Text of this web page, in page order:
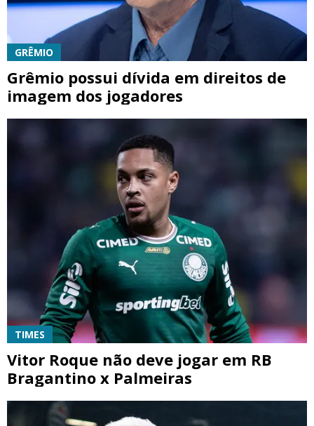
GRÊMIO
Grêmio possui dívida em direitos de
imagem dos jogadores
TIMES
Vitor Roque não deve jogar em RB
Bragantino x Palmeiras